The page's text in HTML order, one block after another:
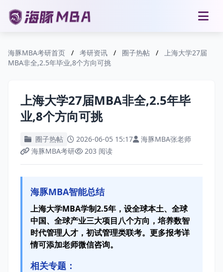
海豚MBA考研首页 / 考研资讯 / 圈子热帖 /
上海大学27届
MBA非全,2.5年毕业,8个方向可挑
上海大学27届MBA非全,2.5年毕
业,8个方向可挑
圈子热帖 2026-06-05 15:17
海豚MBA张老师
海豚MBA考研
203 阅读
海豚MBA智能总结
上海大学MBA学制2.5年，设全球本土、全球
中国、全球产业三大项目八个方向，培养数智
时代管理人才，初试管理类联考。更多报考详
情可添加老师微信咨询。
相关专题：